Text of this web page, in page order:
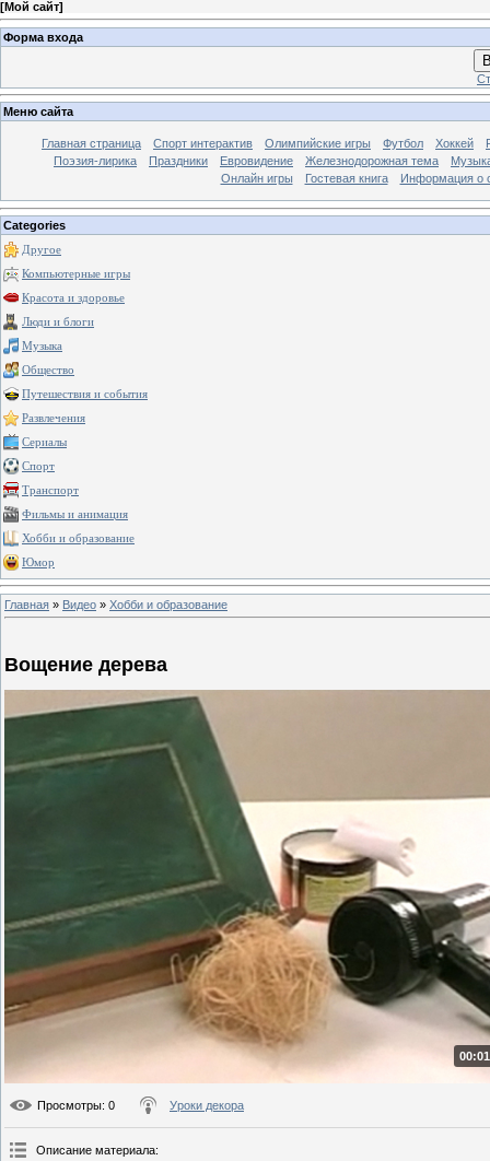
[Мой сайт]
Форма входа
Меню сайта
Главная страница Спорт интерактив Олимпийские игры Футбол Хоккей
Поэзия-лирика
Праздники Евровидение Железнодорожная тема
Онлайн игры
Гостевая книга Информация о
Categories
Другое
Компьютерные игры
Красота и здоровье
Люди и блоги
Музыка
Общество
Путешествия и события
Развлечения
Сериалы
Спорт
Транспорт
Фильмы и анимация
Хобби и образование
Юмор
Главная » Видео » Хобби и образование
Вощение дерева
Просмотры: 0 Уроки декора
Описание материала: